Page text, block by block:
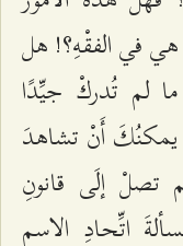
هي في الفقْهِ؟! هل
لم تُدركْ جیِّدًا
یمكنُكَ أَنْ تشاهدَ
تصلْ إلَى قانونِ
اتِّحادِ الاسمِ